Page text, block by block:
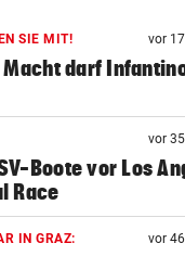
SIE MIT! vor
darf
vor
Boote vor Los
Race
IN GRAZ: vor